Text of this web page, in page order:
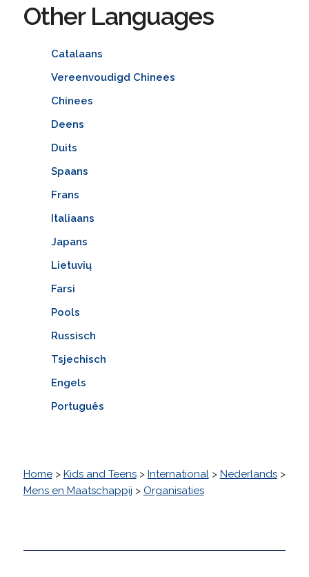
Other Languages
Catalaans
Vereenvoudigd Chinees
Chinees
Deens
Duits
Spaans
Frans
Italiaans
Japans
Lietuvių
Farsi
Pools
Russisch
Tsjechisch
Engels
Português
Home> Kids and Teens> International> Nederlands>
Mens en Maatschappij > Organisaties